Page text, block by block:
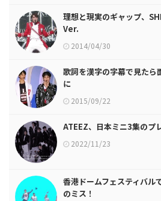
理想と現実のギャップ、
Ver.
2014/04/30
歌詞を漢字の字幕で見たら
に
2015/09/22
ATEEZ、日本ミニ3集のプ
2022/11/23
香港ドームフェスティバ
のミス！